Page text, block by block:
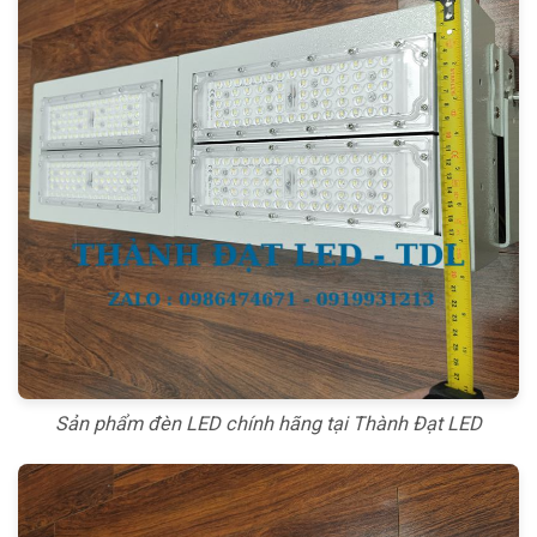
Sản phẩm đèn LED chính hãng tại Thành Đạt LED